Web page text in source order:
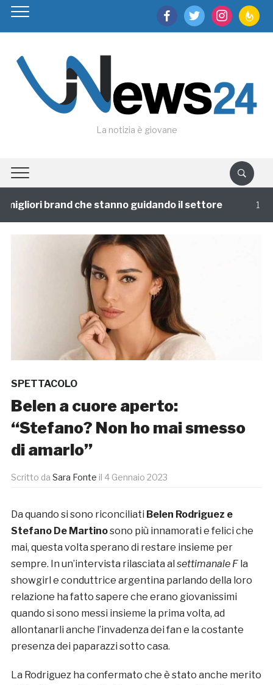
facebooktwitter instagram
La notizia è giovane
brand che stanno guidando il settore 1
SPETTACOLO
Belen a cuore aperto:
“Stefano? Non ho mai smesso
di amarlo”
Scritto da Sara Fonte il 4 Gennaio 2023
Da quando si sono riconciliati Belen Rodriguez e
Stefano De Martinosono più innamorati e felici che
mai, questa volta sperano di restare insieme per
sempre. In un’intervista rilasciata al settimanale F la
showgirl e conduttrice argentina parlando della loro
relazione ha fatto sapere che erano giovanissimi
quando si sono messi insieme la prima volta, ad
allontanarli anche l’invadenza dei fan e la costante
presenza dei paparazzi sotto casa.
La Rodriguez ha confermato che è stato anche merito